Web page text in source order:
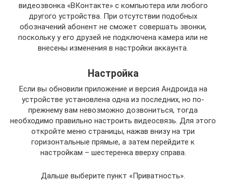
видеозвонка «ВКонтакте» с компьютера или любого
другого устройства. При отсутствии подобных
обозначений абонент не сможет совершать звонки,
поскольку у его друзей не подключена камера или не
внесены изменения в настройки аккаунта.
Настройка
Если вы обновили приложение и версия Андроида на
устройстве установлена одна из последних, но по-
прежнему вам невозможно дозвониться, тогда
необходимо правильно настроить видеосвязь. Для этого
откройте меню страницы, нажав внизу на три
горизонтальные прямые, а затем перейдите к
настройкам – шестеренка вверху справа.
Дальше выберите пункт «Приватность».